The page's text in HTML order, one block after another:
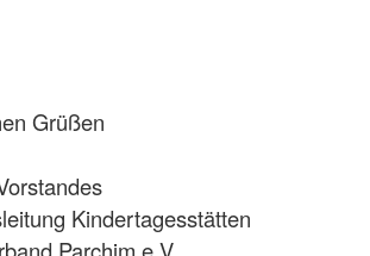
Grüßen
Kindertagesstätten